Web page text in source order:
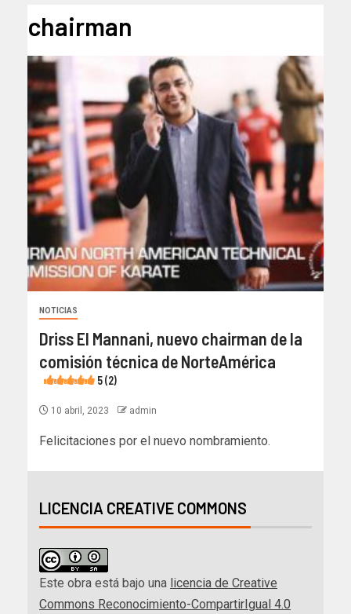
chairman
NOTICIAS
Driss El Mannani, nuevo chairman de la
comisión técnica de NorteAmérica
5 (2)
10 abril, 2023 admin
Felicitaciones por el nuevo nombramiento.
LICENCIA CREATIVE COMMONS
Este obra está bajo una licencia de Creative
Commons Reconocimiento-CompartirIgual 4.0